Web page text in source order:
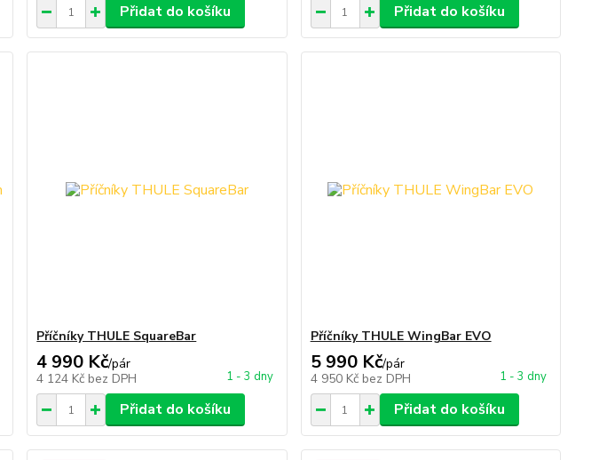
Přidat do košíku Přidat do košíku
Příčníky THULE SquareBar
4 990 Kč/pár
4 124 Kč bez DPH 1 - 3 dny
Přidat do košíku
Příčníky THULE WingBar EVO
5 990 Kč/pár
4 950 Kč bez DPH 1 - 3 dny
Přidat do košíku